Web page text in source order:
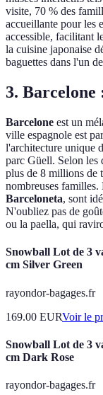
visite, 70 % des
accueillante pour les
accessible, facilitant
la cuisine japonaise
baguettes dans l'un
3. Barcelone
Barcelone est un
ville espagnole est
l'architecture unique
parc Güell. Selon les
plus de 8 millions de
nombreuses
Barceloneta, sont
N'oubliez pas de
ou la paella, qui
Snowball Lot de 3
cm Silver Green
rayondor-bagages.fr
169.00 EURVoir le
Snowball Lot de 3
cm Dark Rose
rayondor-bagages.fr